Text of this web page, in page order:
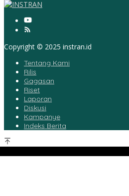
Copyright © 2025 instran.id
Tentang Kami
Rilis
Gagasan
Riset
Laporan
Diskusi
Kampanye
Indeks Berita